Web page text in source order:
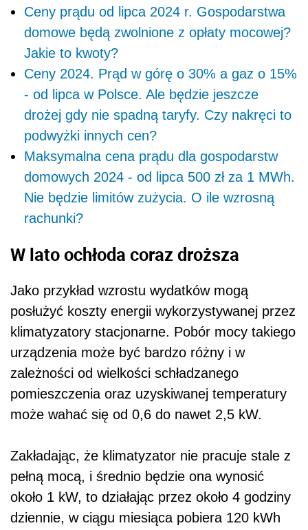
Ceny prądu od lipca 2024 r. Gospodarstwa
domowe będą zwolnione z opłaty mocowej?
Jakie to kwoty?
Ceny 2024. Prąd w górę o 30% a gaz o 15%
- od lipca w Polsce. Ale będzie jeszcze
drożej gdy nie spadną taryfy. Czy nakręci to
podwyżki innych cen?
Maksymalna cena prądu dla gospodarstw
domowych 2024 - od lipca 500 zł za 1 MWh.
Nie będzie limitów zużycia. O ile wzrosną
rachunki?
W lato ochłoda coraz droższa
Jako przykład wzrostu wydatków mogą
posłużyć koszty energii wykorzystywanej przez
klimatyzatory stacjonarne. Pobór mocy takiego
urządzenia może być bardzo różny i w
zależności od wielkości schładzanego
pomieszczenia oraz uzyskiwanej temperatury
może wahać się od 0,6 do nawet 2,5 kW.
Zakładając, że klimatyzator nie pracuje stale z
pełną mocą, i średnio będzie ona wynosić
około 1 kW, to działając przez około 4 godziny
dziennie, w ciągu miesiąca pobiera 120 kWh